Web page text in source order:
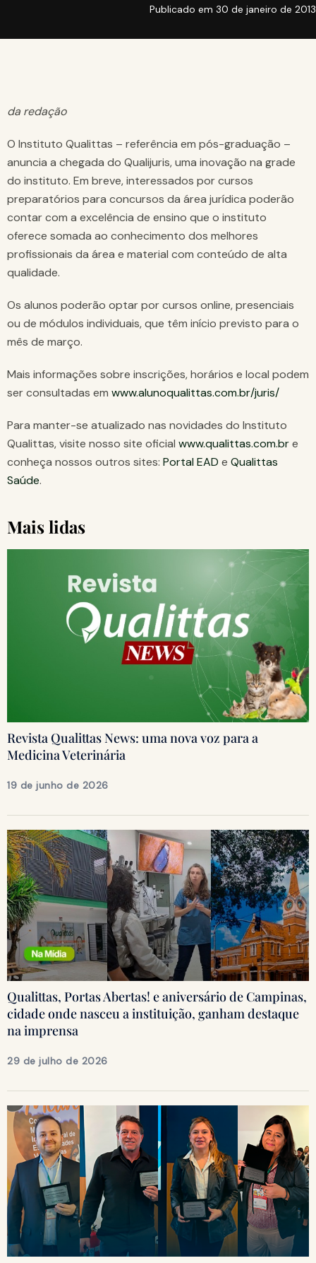
Publicado em 30 de janeiro de 2013
da redação
O Instituto Qualittas – referência em pós-graduação –
anuncia a chegada do Qualijuris, uma inovação na grade
do instituto. Em breve, interessados por cursos
preparatórios para concursos da área jurídica poderão
contar com a excelência de ensino que o instituto
oferece somada ao conhecimento dos melhores
profissionais da área e material com conteúdo de alta
qualidade.
Os alunos poderão optar por cursos online, presenciais
ou de módulos individuais, que têm início previsto para o
mês de março.
Mais informações sobre inscrições, horários e local podem
ser consultadas em www.alunoqualittas.com.br/juris/
Para manter-se atualizado nas novidades do Instituto
Qualittas, visite nosso site oficial www.qualittas.com.bre
conheça nossos outros sites: Portal EAD e Qualittas
Saúde.
Mais lidas
Revista Qualittas News: uma nova voz para a
Medicina Veterinária
19 de junho de 2026
Qualittas, Portas Abertas! e aniversário de Campinas,
cidade onde nasceu a instituição, ganham destaque
na imprensa
29 de julho de 2026